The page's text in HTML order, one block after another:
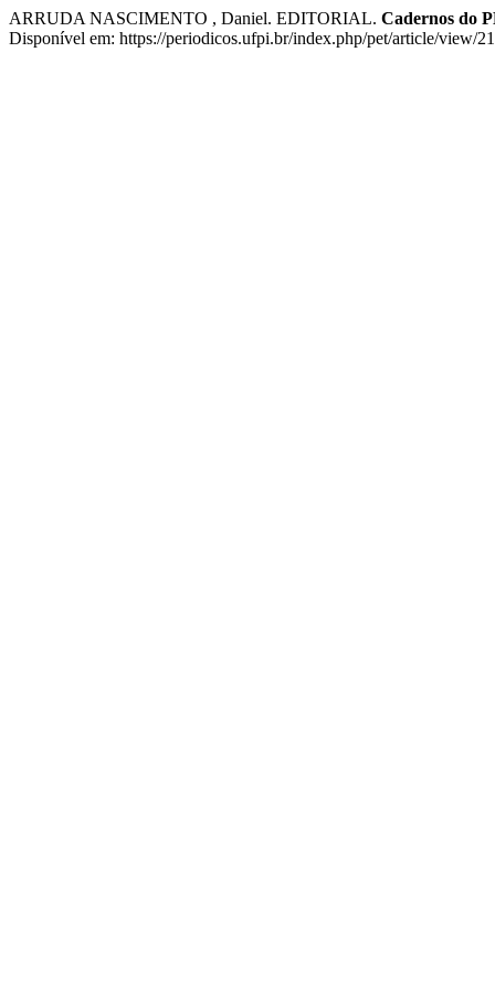
ARRUDA NASCIMENTO , Daniel. EDITORIAL. Cadernos do
Disponível em: https://periodicos.ufpi.br/index.php/pet/article/view/